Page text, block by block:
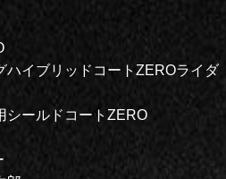
ハイブリッドコートZEROライダ
シールドコートZERO